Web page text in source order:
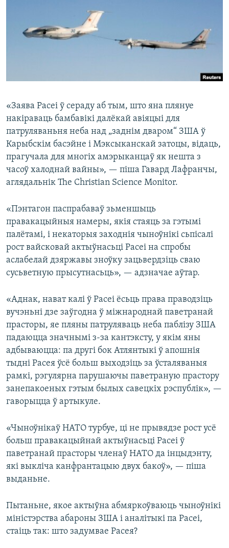
«Заява Расеі ў сераду аб тым, што яна плянуе
накіраваць бамбавікі далёкай авіяцыі для
патруляваньня неба над „заднім дваром“ ЗША ў
Карыбскім басэйне і Мэксыканскай затоцы, відаць,
прагучала для многіх амэрыканцаў як нешта з
часоў халоднай вайны», — піша Гавард Лафранчы,
аглядальнік The Christian Science Monitor.
«Пэнтагон паспрабаваў зьменшыць
правакацыйныя намеры, якія стаяць за гэтымі
палётамі, і некаторыя заходнія чыноўнікі сьпісалі
рост вайсковай актыўнасьці Расеі на спробы
аслабелай дзяржавы зноўку зацьвердзіць сваю
сусьветную прысутнасьць», — адзначае аўтар.
«Аднак, нават калі ў Расеі ёсьць права праводзіць
вучэньні дзе заўгодна ў міжнароднай паветранай
прасторы, яе пляны патруляваць неба паблізу ЗША
падаюцца значнымі з-за кантэксту, у якім яны
адбываюцца: па другі бок Атлянтыкі ў апошнія
тыдні Расея ўсё больш выходзіць за ўсталяваныя
рамкі, рэгулярна парушаючы паветраную прастору
занепакоеных гэтым былых савецкіх рэспублік», —
гаворыцца ў артыкуле.
«Чыноўнікаў НАТО турбуе, ці не прывядзе рост усё
больш правакацыйнай актыўнасьці Расеі ў
паветранай прасторы членаў НАТО да інцыдэнту,
які выкліча канфрантацыю двух бакоў», — піша
выданьне.
Пытаньне, якое актыўна абмяркоўваюць чыноўнікі
міністэрства абароны ЗША і аналітыкі па Расеі,
стаіць так: што задумвае Расея?